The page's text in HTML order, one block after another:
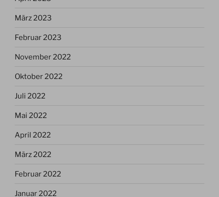
März 2023
Februar 2023
November 2022
Oktober 2022
Juli 2022
Mai 2022
April 2022
März 2022
Februar 2022
Januar 2022